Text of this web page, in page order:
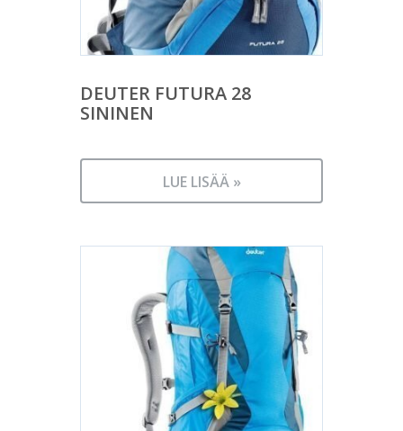
DEUTER FUTURA 28
SININEN
LUE LISÄÄ »